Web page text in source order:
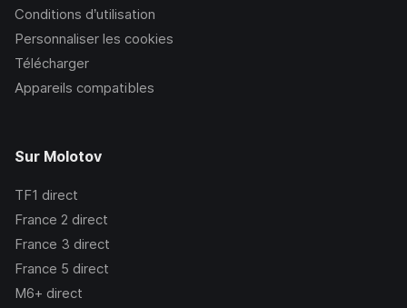
Conditions d’utilisation
Personnaliser les cookies
Télécharger
Appareils compatibles
Sur Molotov
TF1 direct
France 2 direct
France 3 direct
France 5 direct
M6+ direct